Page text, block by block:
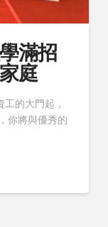
滿招
庭
的大門起，
你將與優秀的